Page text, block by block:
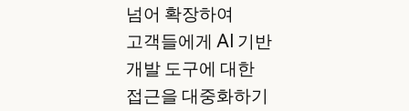
넘어 확장하여
고객들에게 AI 기반
개발 도구에 대한
접근을 대중화하기